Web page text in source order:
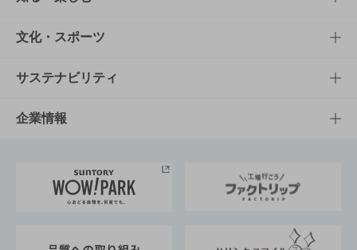
商品一覧
商品発売情報
栄養成分一覧
知る・楽しむTOP
キャンペーン
工場見学
地域情報
文化・スポーツ
文化・スポーツTOP
サントリーホール
サントリーサンバーズ大阪
サステナビリティ
サステナビリティTOP
サントリーが考えるサステナビリティ経営
企業情報
企業概要